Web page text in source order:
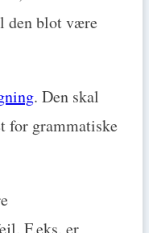
den blot være
. Den skal
for grammatiske
F.eks. er